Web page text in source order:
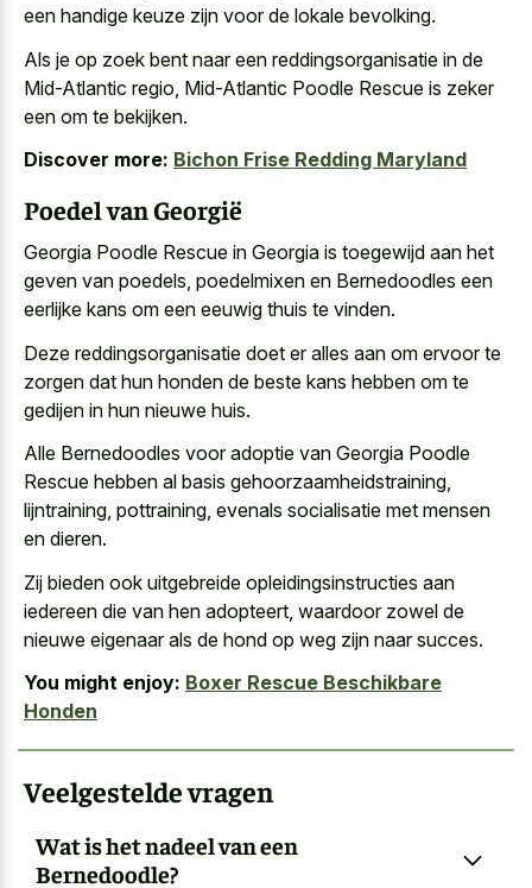
een handige keuze zijn voor de lokale bevolking.
Als je op zoek bent naar een reddingsorganisatie in de
Mid-Atlantic regio, Mid-Atlantic Poodle Rescue is zeker
een om te bekijken.
Discover more: Bichon Frise Redding Maryland
Poedel van Georgië
Georgia Poodle Rescue in Georgia is toegewijd aan het
geven van poedels, poedelmixen en Bernedoodles een
eerlijke kans om een eeuwig thuis te vinden.
Deze reddingsorganisatie doet er alles aan om ervoor te
zorgen dat hun honden de beste kans hebben om te
gedijen in hun nieuwe huis.
Alle Bernedoodles voor adoptie van Georgia Poodle
Rescue hebben al basis gehoorzaamheidstraining,
lijntraining, pottraining, evenals socialisatie met mensen
en dieren.
Zij bieden ook uitgebreide opleidingsinstructies aan
iedereen die van hen adopteert, waardoor zowel de
nieuwe eigenaar als de hond op weg zijn naar succes.
You might enjoy: Boxer Rescue Beschikbare
Honden
Veelgestelde vragen
Wat is het nadeel van een
Bernedoodle?